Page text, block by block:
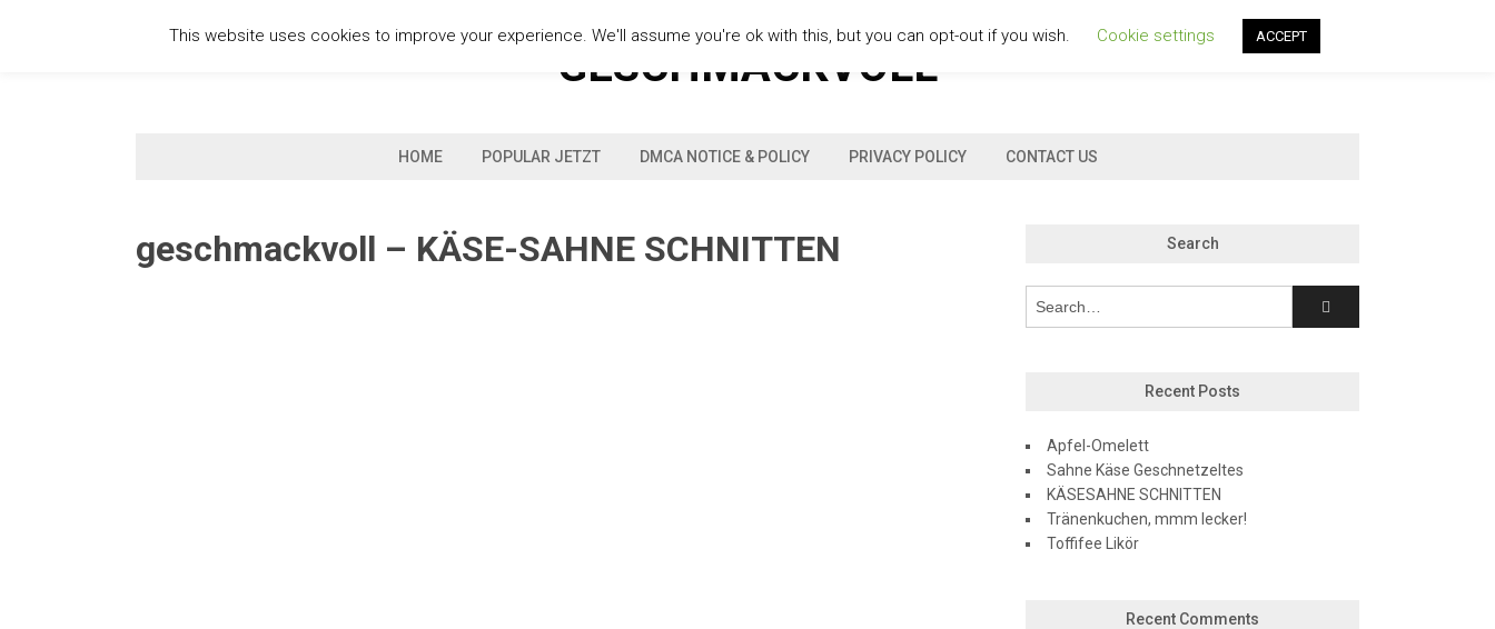
GESCHMACKVOLL
HOME POPULAR JETZT DMCA NOTICE & POLICY PRIVACY POLICY CONTACT US
geschmackvoll – KÄSE-SAHNE SCHNITTEN Search
Recent Posts
Apfel-Omelett
Sahne Käse Geschnetzeltes
KÄSESAHNE SCHNITTEN
Tränenkuchen, mmm lecker!
Toffifee Likör
Recent Comments
This website uses cookies to improve your experience. We'll assume you're ok with this, but you can opt-out if you wish. Cookie settings ACCEPT